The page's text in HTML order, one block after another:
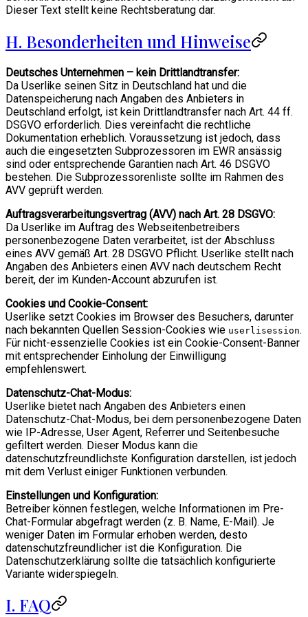
Dieser Text stellt keine Rechtsberatung dar.
H. Besonderheiten und Hinweise
Deutsches Unternehmen – kein Drittlandtransfer:
Da Userlike seinen Sitz in Deutschland hat und die
Datenspeicherung nach Angaben des Anbieters in
Deutschland erfolgt, ist kein Drittlandtransfer nach Art. 44 ff.
DSGVO erforderlich. Dies vereinfacht die rechtliche
Dokumentation erheblich. Voraussetzung ist jedoch, dass
auch die eingesetzten Subprozessoren im EWR ansässig
sind oder entsprechende Garantien nach Art. 46 DSGVO
bestehen. Die Subprozessorenliste sollte im Rahmen des
AVV geprüft werden.
Auftragsverarbeitungsvertrag (AVV) nach Art. 28 DSGVO:
Da Userlike im Auftrag des Webseitenbetreibers
personenbezogene Daten verarbeitet, ist der Abschluss
eines AVV gemäß Art. 28 DSGVO Pflicht. Userlike stellt nach
Angaben des Anbieters einen AVV nach deutschem Recht
bereit, der im Kunden-Account abzurufen ist.
Cookies und Cookie-Consent:
Userlike setzt Cookies im Browser des Besuchers, darunter
nach bekannten Quellen Session-Cookies wie userlisession.
Für nicht-essenzielle Cookies ist ein Cookie-Consent-Banner
mit entsprechender Einholung der Einwilligung
empfehlenswert.
Datenschutz-Chat-Modus:
Userlike bietet nach Angaben des Anbieters einen
Datenschutz-Chat-Modus, bei dem personenbezogene Daten
wie IP-Adresse, User Agent, Referrer und Seitenbesuche
gefiltert werden. Dieser Modus kann die
datenschutzfreundlichste Konfiguration darstellen, ist jedoch
mit dem Verlust einiger Funktionen verbunden.
Einstellungen und Konfiguration:
Betreiber können festlegen, welche Informationen im Pre-
Chat-Formular abgefragt werden (z. B. Name, E-Mail). Je
weniger Daten im Formular erhoben werden, desto
datenschutzfreundlicher ist die Konfiguration. Die
Datenschutzerklärung sollte die tatsächlich konfigurierte
Variante widerspiegeln.
I. FAQ